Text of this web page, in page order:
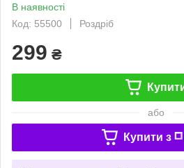
В наявності
Код: 55500
Роздріб
299 ₴
або
Купити з